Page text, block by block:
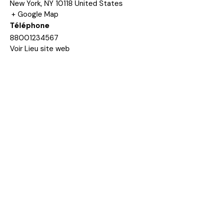
New York, NY 10118 United States
+ Google Map
Téléphone
88001234567
Voir Lieu site web